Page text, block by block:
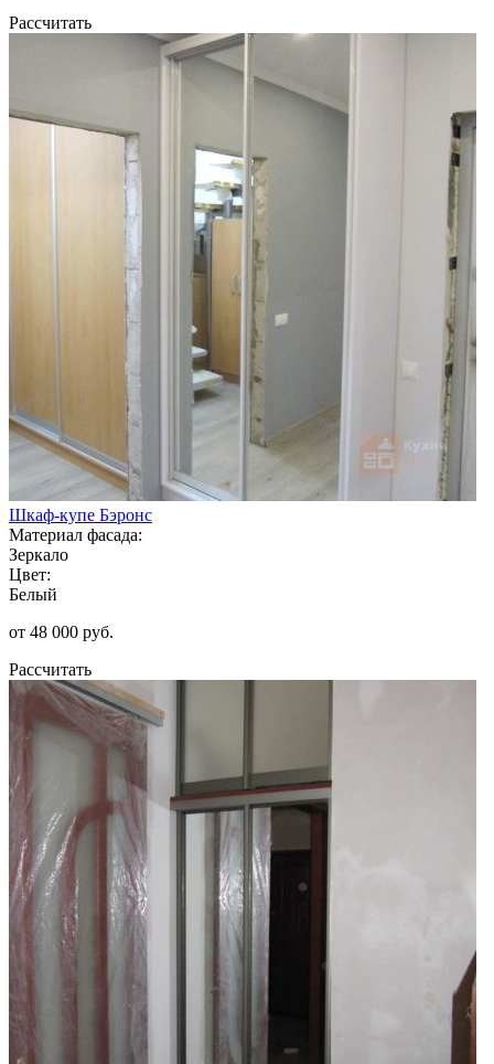
Рассчитать
Шкаф-купе Бэронс
Материал фасада:
Зеркало
Цвет:
Белый
от 48 000 руб.
Рассчитать